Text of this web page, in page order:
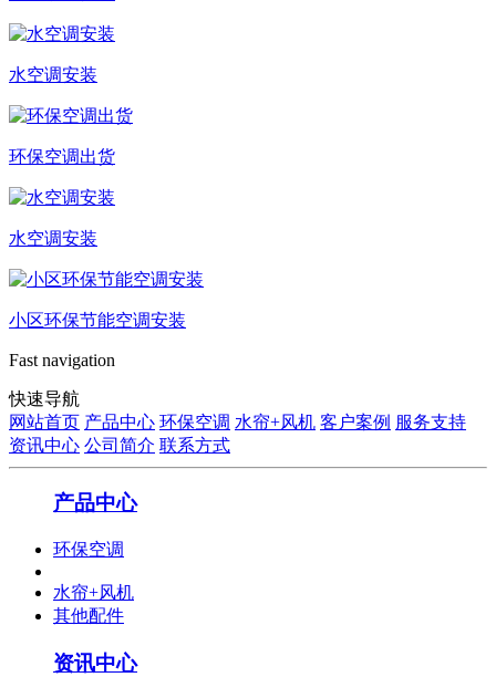
水空调安装
环保空调出货
水空调安装
小区环保节能空调安装
Fast navigation
快速导航
网站首页 产品中心 环保空调 水帘+风机 客户案例 服务支持
资讯中心 公司简介 联系方式
产品中心
环保空调
水帘+风机
其他配件
资讯中心